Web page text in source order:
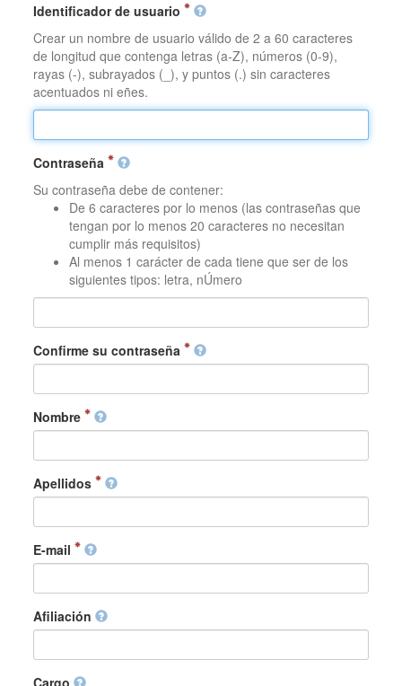
Identificador de usuario
Crear un nombre de usuario válido de 2 a 60 caracteres
de longitud que contenga letras (a-Z), números (0-9),
rayas (-), subrayados (_), y puntos (.) sin caracteres
acentuados ni eñes.
Contraseña
Su contraseña debe de contener:
De 6 caracteres por lo menos (las contraseñas que
tengan por lo menos 20 caracteres no necesitan
cumplir más requisitos)
Al menos 1 carácter de cada tiene que ser de los
siguientes tipos: letra, nÚmero
Confirme su contraseña
Nombre
Apellidos
E-mail
Afiliación
Cargo